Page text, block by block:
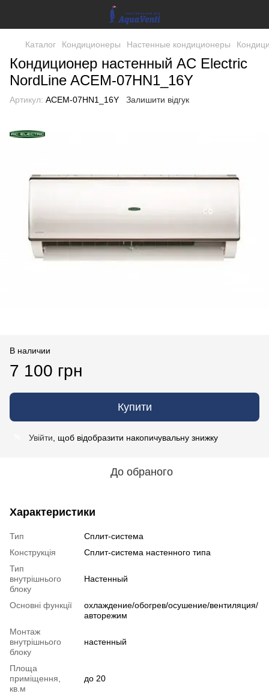
Каталог Кондиционеры Настенные кондиционеры
Кондиционер настенный AC Electric
NordLine ACEM-07HN1_16Y
Артикул: ACEM-07HN1_16Y Залишити відгук
В наличии
7 100 грн
Купити
Увійти , щоб відобразити накопичувальну знижку
До обраного
Характеристики
Тип
Сплит-система
Конструкція
Cплит-система настенного типа
Тип
внутрішнього
блоку
Настенный
Основні функції
охлаждение/обогрев/осушение/вентиляция/
авторежим
Монтаж
внутрішнього
блоку
настенный
Площа
приміщення,
кв.м
до 20